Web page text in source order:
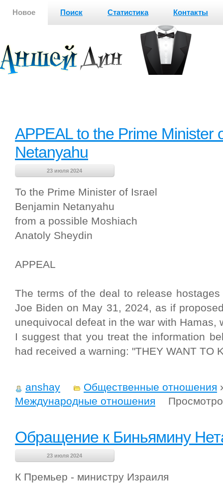
Новое Поиск Статистика Контакты
APPEAL to the Prime Minister
Netanyahu
23 июля 2024
To the Prime Minister of Israel
Benjamin Netanyahu
from a possible Moshiach
Anatoly Sheydin
APPEAL
The terms of the deal to release
Joe Biden on May 31, 2024, as if
unequivocal defeat in the war with Hamas,
I suggest that you treat the information
had received a warning: "THEY WANT TO
anshay Общественные отношения
Международные отношения
Обращение к Биньямину
23 июля 2024
К Премьер - министру Израиля